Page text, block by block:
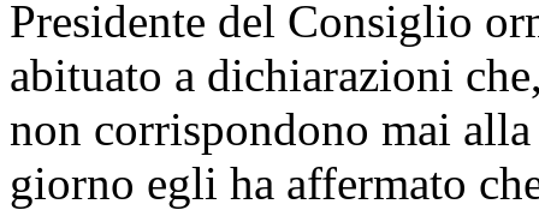
Presidente del Consiglio
abituato a dichiarazioni
non corrispondono mai
giorno egli ha affermato